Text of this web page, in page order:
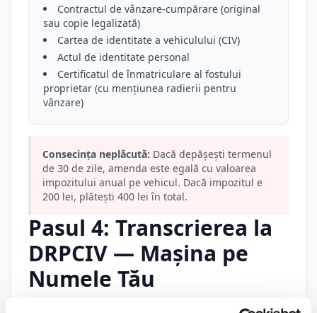
Contractul de vânzare-cumpărare (original
sau copie legalizată)
Cartea de identitate a vehiculului (CIV)
Actul de identitate personal
Certificatul de înmatriculare al fostului
proprietar (cu mențiunea radierii pentru
vânzare)
Consecința neplăcută: Dacă depășești termenul
de 30 de zile, amenda este egală cu valoarea
impozitului anual pe vehicul. Dacă impozitul e
200 lei, plătești 400 lei în total.
Pasul 4: Transcrierea la
DRPCIV — Mașina pe
Numele Tău